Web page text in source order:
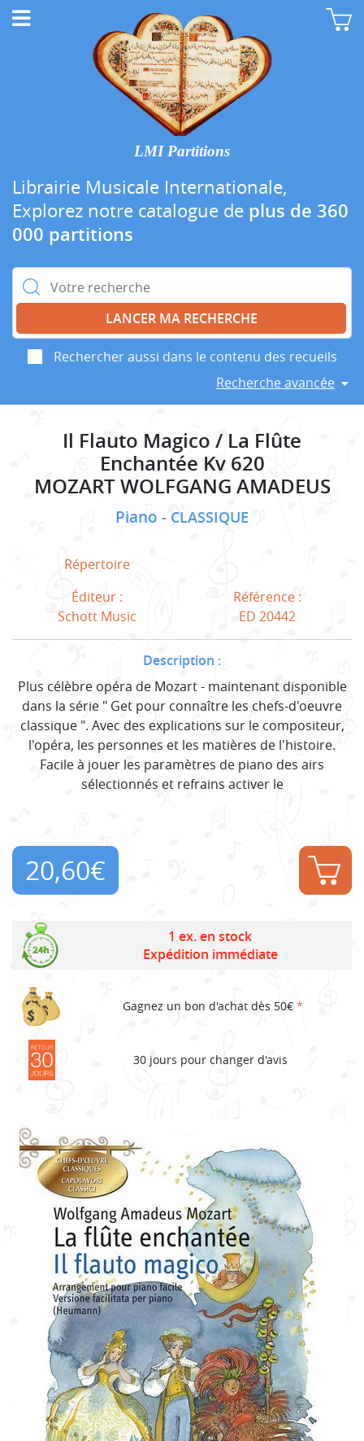
LMI Partitions
Librairie Musicale Internationale,
Explorez notre catalogue de plus de 360
000 partitions
Rechercher :
Rechercher aussi dans le contenu des recueils
Recherche avancée
Il Flauto Magico / La Flûte
Enchantée Kv 620
MOZART WOLFGANG AMADEUS
Piano CLASSIQUE
Répertoire
Éditeur :
Schott Music
Référence :
ED 20442
Description :
Plus célèbre opéra de Mozart - maintenant disponible
dans la série " Get pour connaître les chefs-d'oeuvre
classique ". Avec des explications sur le compositeur,
l'opéra, les personnes et les matières de l'histoire.
Facile à jouer les paramètres de piano des airs
sélectionnés et refrains activer le
20,60€
1 ex. en stock
Expédition immédiate
Gagnez un bon d'achat dès 50€ *
30 jours pour changer d'avis